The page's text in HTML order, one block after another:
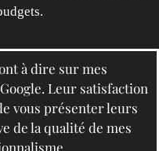
à dire sur mes
Leur satisfaction
vous présenter leurs
de la qualité de mes